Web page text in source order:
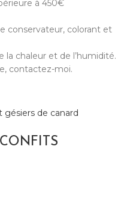
à 450€
conservateur, colorant et
la chaleur et de l’humidité.
contactez-moi.